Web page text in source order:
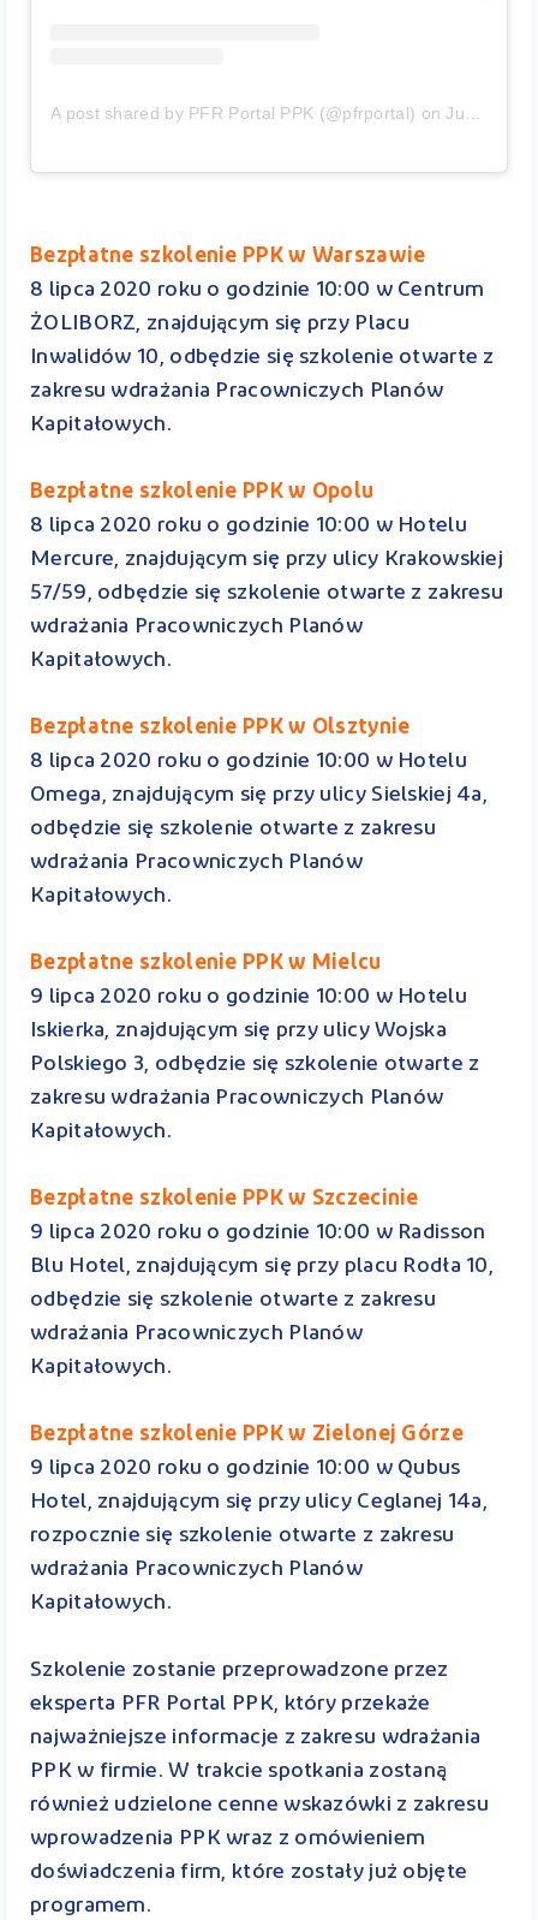
A post shared by PFR Portal PPK (@pfrportal) onJun 30, 2020 at 6:05am PDT
Bezpłatne szkolenie PPK w Warszawie
8 lipca 2020 roku o godzinie 10:00 w Centrum
ŻOLIBORZ, znajdującym się przy Placu
Inwalidów 10, odbędzie się szkolenie otwarte z
zakresu wdrażania Pracowniczych Planów
Kapitałowych.
Bezpłatne szkolenie PPK w Opolu
8 lipca 2020 roku o godzinie 10:00 w Hotelu
Mercure, znajdującym się przy ulicy Krakowskiej
57/59, odbędzie się szkolenie otwarte z zakresu
wdrażania Pracowniczych Planów
Kapitałowych.
Bezpłatne szkolenie PPK w Olsztynie
8 lipca 2020 roku o godzinie 10:00 w Hotelu
Omega, znajdującym się przy ulicy Sielskiej 4a,
odbędzie się szkolenie otwarte z zakresu
wdrażania Pracowniczych Planów
Kapitałowych.
Bezpłatne szkolenie PPK w Mielcu
9 lipca 2020 roku o godzinie 10:00 w Hotelu
Iskierka, znajdującym się przy ulicy Wojska
Polskiego 3, odbędzie się szkolenie otwarte z
zakresu wdrażania Pracowniczych Planów
Kapitałowych.
Bezpłatne szkolenie PPK w Szczecinie
9 lipca 2020 roku o godzinie 10:00 w Radisson
Blu Hotel, znajdującym się przy placu Rodła 10,
odbędzie się szkolenie otwarte z zakresu
wdrażania Pracowniczych Planów
Kapitałowych.
Bezpłatne szkolenie PPK w Zielonej Górze
9 lipca 2020 roku o godzinie 10:00 w Qubus
Hotel, znajdującym się przy ulicy Ceglanej 14a,
rozpocznie się szkolenie otwarte z zakresu
wdrażania Pracowniczych Planów
Kapitałowych.
Szkolenie zostanie przeprowadzone przez
eksperta PFR Portal PPK, który przekaże
najważniejsze informacje z zakresu wdrażania
PPK w firmie. W trakcie spotkania zostaną
również udzielone cenne wskazówki z zakresu
wprowadzenia PPK wraz z omówieniem
doświadczenia firm, które zostały już objęte
programem.